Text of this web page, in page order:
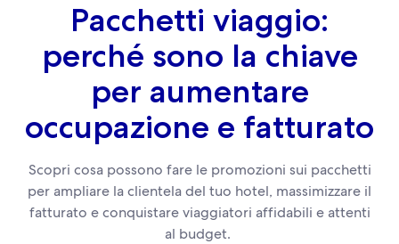
Pacchetti viaggio:
perché sono la chiave
per aumentare
occupazione e fatturato
Scopri cosa possono fare le promozioni sui pacchetti
per ampliare la clientela del tuo hotel, massimizzare il
fatturato e conquistare viaggiatori affidabili e attenti
al budget.